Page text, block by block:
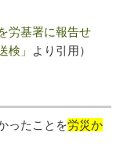
労基署に報告せ
」
より引用）
ったことを労災か